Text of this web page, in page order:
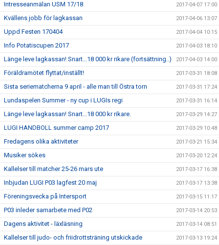
Intresseanmälan USM 17/18 2017-04-07 17:00
Kvällens jobb för lagkassan 2017-04-06 13:07
Uppd Festen 170404 2017-04-04 10:15
Info Potatiscupen 2017 2017-04-03 18:10
Länge leve lagkassan! Snart...18 000 kr rikare (fortsättning..) 2017-04-03 14:00
Föräldramötet flyttat/inställt! 2017-03-31 18:08
Sista seriematcherna 9 april - alle man till Östra torn 2017-03-31 17:24
Lundaspelen Summer - ny cup i LUGIs regi 2017-03-31 16:14
Länge leve lagkassan! Snart...18 000 kr rikare. 2017-03-29 14:27
LUGI HANDBOLL summer camp 2017 2017-03-29 10:48
Fredagens olika aktiviteter 2017-03-21 15:34
Musiker sökes 2017-03-20 12:24
Kallelser till matcher 25-26 mars ute 2017-03-17 16:38
Inbjudan LUGI P03 lagfest 20 maj 2017-03-17 13:38
Föreningsvecka på Intersport 2017-03-15 11:17
P03 inleder samarbete med P02 2017-03-14 20:53
Dagens aktivitet - läxläsning 2017-03-14 08:51
Kallelser till judo- och friidrottsträning utskickade 2017-03-13 19:24